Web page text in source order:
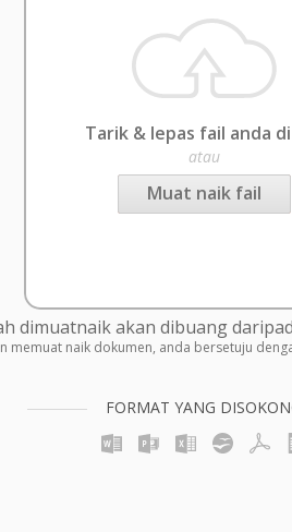
Tarik & lepas fail anda
atau
Muat naik fail
dimuatnaik akan dibuang
memuat naik dokumen, anda bersetuju
FORMAT YANG